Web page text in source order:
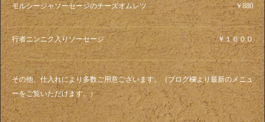
モルシージャソーセージのチーズオムレツ ￥880
行者ニンニク入りソーセージ ￥１６００
その他、仕入れにより多数ご用意ございます。（ブログ欄より最新のメニュ
ーをご覧いただけます。）